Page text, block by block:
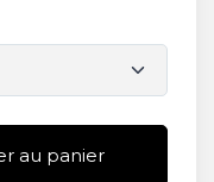
au panier